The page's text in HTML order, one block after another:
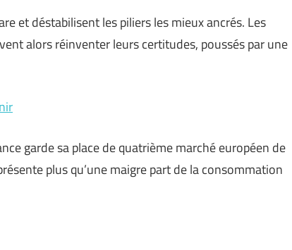
et déstabilisent les piliers les mieux ancrés. Les
alors réinventer leurs certitudes, poussés par une
garde sa place de quatrième marché européen de
plus qu’une maigre part de la consommation